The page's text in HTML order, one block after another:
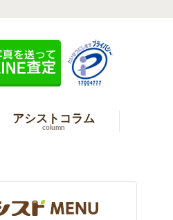
アシストコラム
column